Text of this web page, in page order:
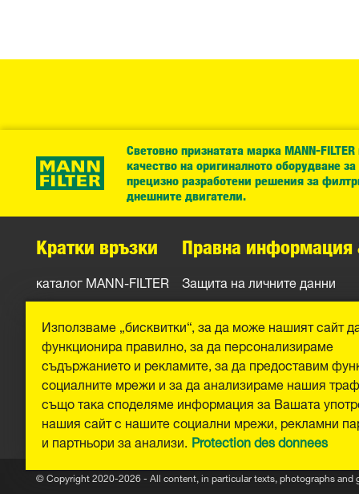
Световно признатата марка MANN-
качество на оригиналното оборудване
прецизно разработени решения за
днешните двигатели.
Кратки връзки
каталог MANN-FILTER
Правна информация
Защита на личните данни
Отпечатък
© Copyright 2020-2026 - All content, in particular texts, photographs and
Използваме „бисквитки“, за да може нашият сайт
функционира правилно, за да персонализираме
съдържанието и рекламите, за да предоставим
социалните мрежи и за да анализираме нашия
също така споделяме информация за Вашата
нашия сайт с нашите социални мрежи, рекламни
и партньори за анализи. Protection des donnees